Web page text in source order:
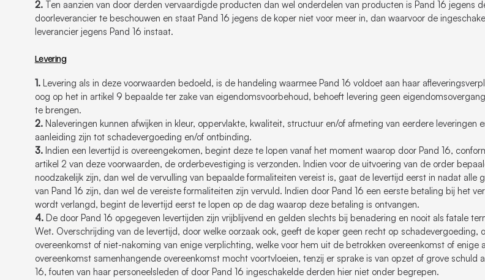
2.Ten aanzien van door derden vervaardigde producten dan wel onderdelen van producten is Pand 16 jegens
doorleverancier te beschouwen en staat Pand 16 jegens de koper niet voor meer in, dan waarvoor de
leverancier jegens Pand 16 instaat.
Levering
1.Levering als in deze voorwaarden bedoeld, is de handeling waarmee Pand 16 voldoet aan haar
oog op het in artikel 9 bepaalde ter zake van eigendomsvoorbehoud, behoeft levering geen
te brengen.
2.Naleveringen kunnen afwijken in kleur, oppervlakte, kwaliteit, structuur en/of afmeting van eerdere leveringen
aanleiding zijn tot schadevergoeding en/of ontbinding.
3.Indien een levertijd is overeengekomen, begint deze te lopen vanaf het moment waarop door Pand 16,
artikel 2 van deze voorwaarden, de orderbevestiging is verzonden. Indien voor de uitvoering van de order
noodzakelijk zijn, dan wel de vervulling van bepaalde formaliteiten vereist is, gaat de levertijd eerst in nadat alle
van Pand 16 zijn, dan wel de vereiste formaliteiten zijn vervuld. Indien door Pand 16 een eerste betaling bij het
wordt verlangd, begint de levertijd eerst te lopen op de dag waarop deze betaling is ontvangen.
4.De door Pand 16 opgegeven levertijden zijn vrijblijvend en gelden slechts bij benadering en nooit als fatale
Wet. Overschrijding van de levertijd, door welke oorzaak ook, geeft de koper geen recht op schadevergoeding,
overeenkomst of niet-nakoming van enige verplichting, welke voor hem uit de betrokken overeenkomst of enige
overeenkomst samenhangende overeenkomst mocht voortvloeien, tenzij er sprake is van opzet of grove schuld
16, fouten van haar personeelsleden of door Pand 16 ingeschakelde derden hier niet onder begrepen.